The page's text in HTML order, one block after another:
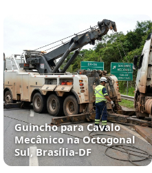
Guincho para Cavalo
Mecânico na Octogonal
Sul, Brasília‑DF